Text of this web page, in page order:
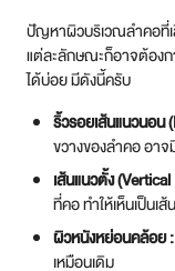
ปัญหาผิวบริเวณลำคอที่
แต่ละลักษณะก็อาจต้อง
ได้บ่อย มีดังนี้ครับ
ริ้วรอยเส้นแนวนอน
ขวางของลำคอ อา
เส้นแนวตั้ง
ที่คอ ทำให้เห็นเป็นเ
ผิวหนังหย่อนคล้อย :
เหมือนเดิม